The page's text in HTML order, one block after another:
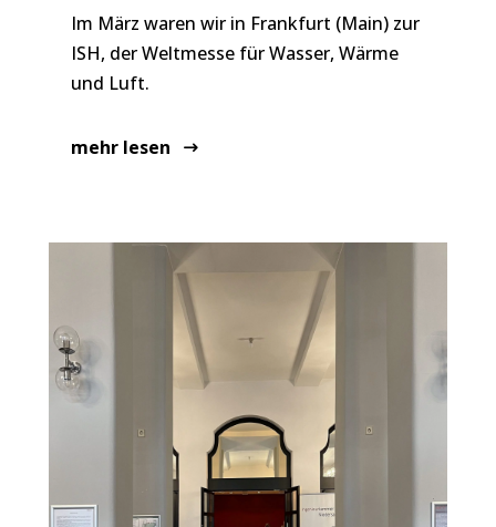
Im März waren wir in Frankfurt (Main) zur
ISH, der Weltmesse für Wasser, Wärme
und Luft.
mehr lesen